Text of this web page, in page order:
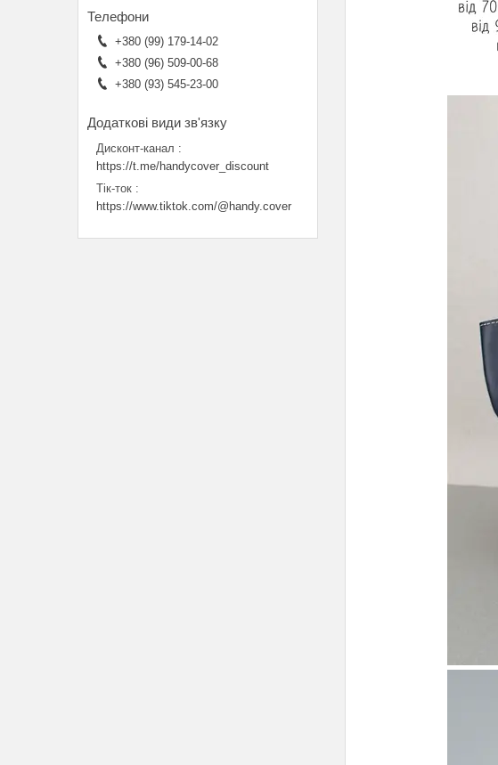
+380 (99) 179-14-02
+380 (96) 509-00-68
+380 (93) 545-23-00
Дисконт-канал
https://t.me/handycover_discount
Тік-ток
https://www.tiktok.com/@handy.cover